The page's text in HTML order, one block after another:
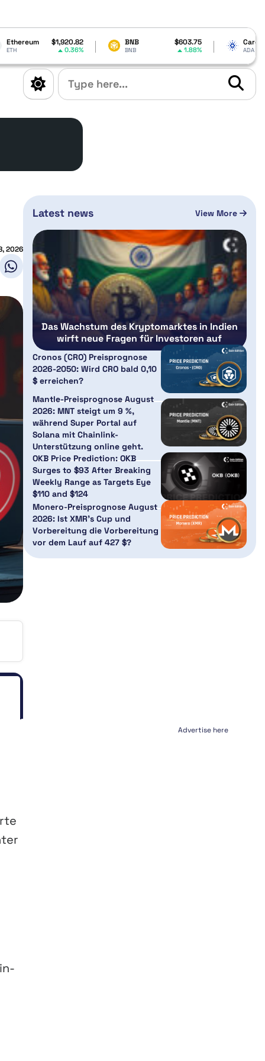
0.36%
BNB $603.75
BNB 1.88%
Cardano $0.200454
ADA 0.08%
2026
Latest news View More
Das Wachstum des Kryptomarktes in Indien
wirft neue Fragen für Investoren auf
Cronos (CRO) Preisprognose
2026-2050: Wird CRO bald 0,10
$ erreichen?
Mantle-Preisprognose August
2026: MNT steigt um 9 %,
während Super Portal auf
Solana mit Chainlink-
Unterstützung online geht.
OKB Price Prediction: OKB
Surges to $93 After Breaking
Weekly Range as Targets Eye
$110 and $124
Monero-Preisprognose August
2026: Ist XMR’s Cup und
Vorbereitung die Vorbereitung
vor dem Lauf auf 427 $?
Advertise here